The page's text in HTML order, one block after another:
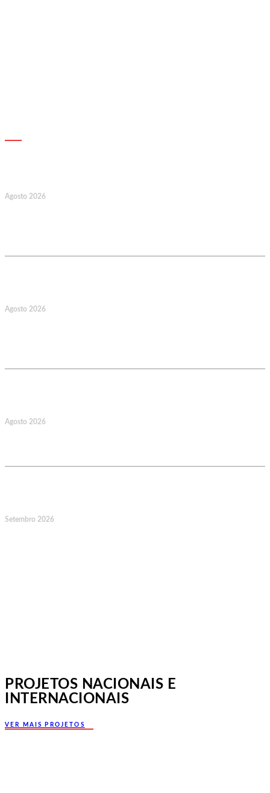
Agosto 2026
Agosto 2026
Agosto 2026
Setembro 2026
PROJETOS NACIONAIS E
INTERNACIONAIS
VER MAIS PROJETOS